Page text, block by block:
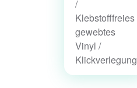
/
Klebstofffreies
gewebtes
Vinyl /
Klickverlegung